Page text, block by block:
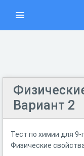
Вариант 2
Тест по химии для 9-
Физические